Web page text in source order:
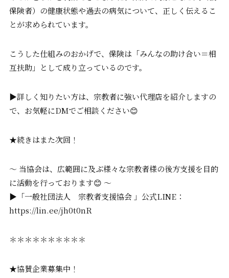
保険者）の健康状態や過去の病気について、正しく伝えるこ
とが求められています。
こうした仕組みのおかげで、保険は「みんなの助け合い＝相
互扶助」として成り立っているのです。
▶詳しく知りたい方は、宗教者に強い代理店を紹介しますの
で、お気軽にDMでご相談ください😊
★続きはまた次回！
〜 当協会は、広範囲に及ぶ様々な宗教者様の後方支援を目的
に活動を行っております😊 〜
▶「一般社団法人 宗教者支援協会 」公式LINE：
https://lin.ee/jh0t0nR
＊＊＊＊＊＊＊＊＊＊
★協賛企業募集中！